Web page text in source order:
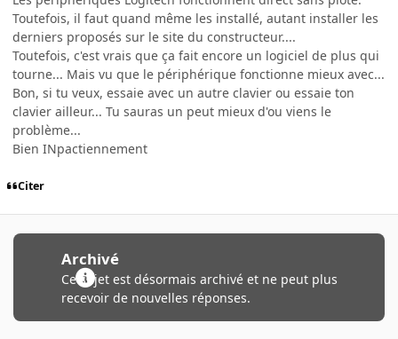
Toutefois, il faut quand même les installé, autant installer les
derniers proposés sur le site du constructeur....
Toutefois, c'est vrais que ça fait encore un logiciel de plus qui
tourne... Mais vu que le périphérique fonctionne mieux avec...
Bon, si tu veux, essaie avec un autre clavier ou essaie ton
clavier ailleur... Tu sauras un peut mieux d'ou viens le
problème...
Bien INpactiennement
Citer
Archivé
Ce sujet est désormais archivé et ne peut plus
recevoir de nouvelles réponses.